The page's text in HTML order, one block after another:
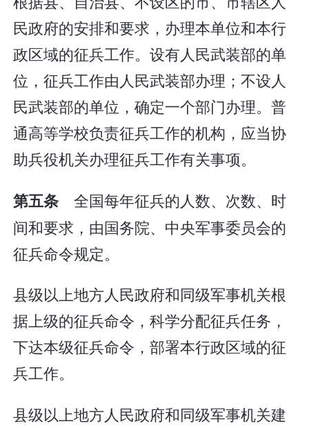
民政府的安排和要求，办理本单位和本行
政区域的征兵工作。设有人民武装部的单
位，征兵工作由人民武装部办理；不设人
民武装部的单位，确定一个部门办理。普
通高等学校负责征兵工作的机构，应当协
助兵役机关办理征兵工作有关事项。
第五条 全国每年征兵的人数、次数、时
间和要求，由国务院、中央军事委员会的
征兵命令规定。
县级以上地方人民政府和同级军事机关根
据上级的征兵命令，科学分配征兵任务，
下达本级征兵命令，部署本行政区域的征
兵工作。
县级以上地方人民政府和同级军事机关建